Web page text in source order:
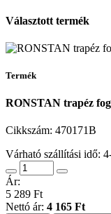
Választott termék
Termék
RONSTAN trapéz
Cikkszám: 470171B
Várható szállítási idő:
Ár:
5 289 Ft
Nettó ár: 4 165 Ft